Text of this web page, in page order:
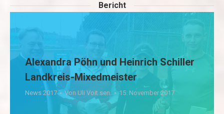
Bericht
Alexandra Pöhn und Heinrich Schiller
Landkreis-Mixedmeister
News 2017 Von Uli Voit sen. 15. November 2017